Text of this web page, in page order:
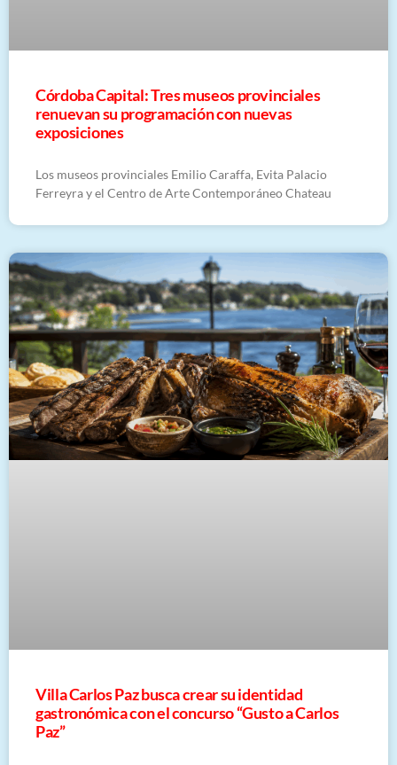
Córdoba Capital: Tres museos provinciales
renuevan su programación con nuevas
exposiciones
Los museos provinciales Emilio Caraffa, Evita Palacio
Ferreyra y el Centro de Arte Contemporáneo Chateau
Villa Carlos Paz busca crear su identidad
gastronómica con el concurso “Gusto a Carlos
Paz”